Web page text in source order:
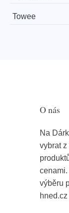
Towee
O nás
Na
vybrat
výběru